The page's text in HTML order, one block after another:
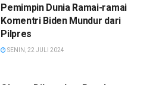
Pemimpin Dunia Ramai-ramai
Komentri Biden Mundur dari
Pilpres
SENIN, 22 JULI 2024